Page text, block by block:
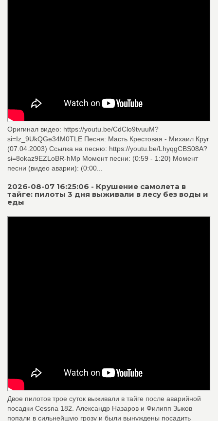
Оригинал видео: https://youtu.be/CdClo9tvuuM?
si=Iz_9UkQGe34M0TLE Песня: Масть Крестовая - Михаил Круг
(07.04.2003) Ссылка на песню: https://youtu.be/LhyqgCBS08A?
si=8okaz9EZLoBR-hMp Момент песни: (0:59 - 1:20) Момент
песни (видео аварии): (0:00...
2026-08-07 16:25:06 - Крушение самолета в
тайге: пилоты 3 дня выживали в лесу без воды и
еды
Двое пилотов трое суток выживали в тайге после аварийной
посадки Cessna 182. Александр Назаров и Филипп Зыков
попали в сильнейшую грозу и были вынуждены посадить